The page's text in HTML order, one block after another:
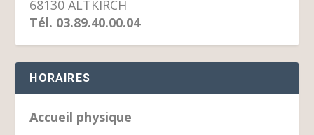
68130 ALTKIRCH
Tél. 03.89.40.00.04
HORAIRES
Accueil physique